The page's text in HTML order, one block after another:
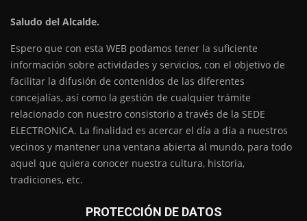
Saludo del Alcalde.
Espero que con esta WEB podamos tener la suficiente
información sobre actividades y servicios, con el objetivo de
facilitar la difusión de contenidos de las diferentes
concejalías, así como la gestión de cualquier trámite
relacionado con nuestro consistorio a través de la SEDE
ELECTRONICA. La finalidad es acercar el día a día a nuestros
vecinos y mantener una ventana abierta al mundo, para todo
aquel que quiera conocer nuestra cultura, historia,
tradiciones, etc.
PROTECCIÓN DE DATOS